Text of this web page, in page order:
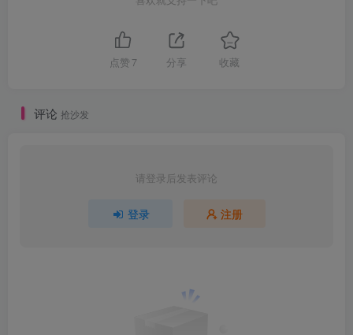
点赞 7 分享 收藏
评论 抢沙发
请登录后发表评论
登录 注册